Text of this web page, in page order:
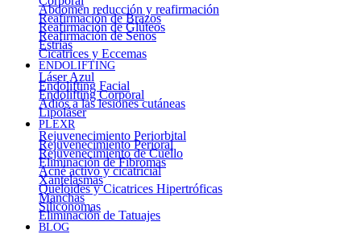
Abdomen reducción y reafirmación
Reafirmación de Brazos
Reafirmación de Glúteos
Reafirmación de Senos
Estrías
Cicatrices y Eccemas
ENDOLIFTING
Láser Azul
Endolifting Facial
Endolifting Corporal
Adiós a las lesiones cutáneas
Lipoláser
PLEXR
Rejuvenecimiento Periorbital
Rejuvenecimiento Perioral
Rejuvenecimiento de Cuello
Eliminación de Fibromas
Acné activo y cicatricial
Xantelasmas
Queloides y Cicatrices Hipertróficas
Manchas
Siliconomas
Eliminación de Tatuajes
BLOG